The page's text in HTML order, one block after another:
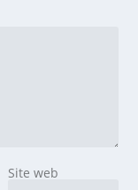
Site web